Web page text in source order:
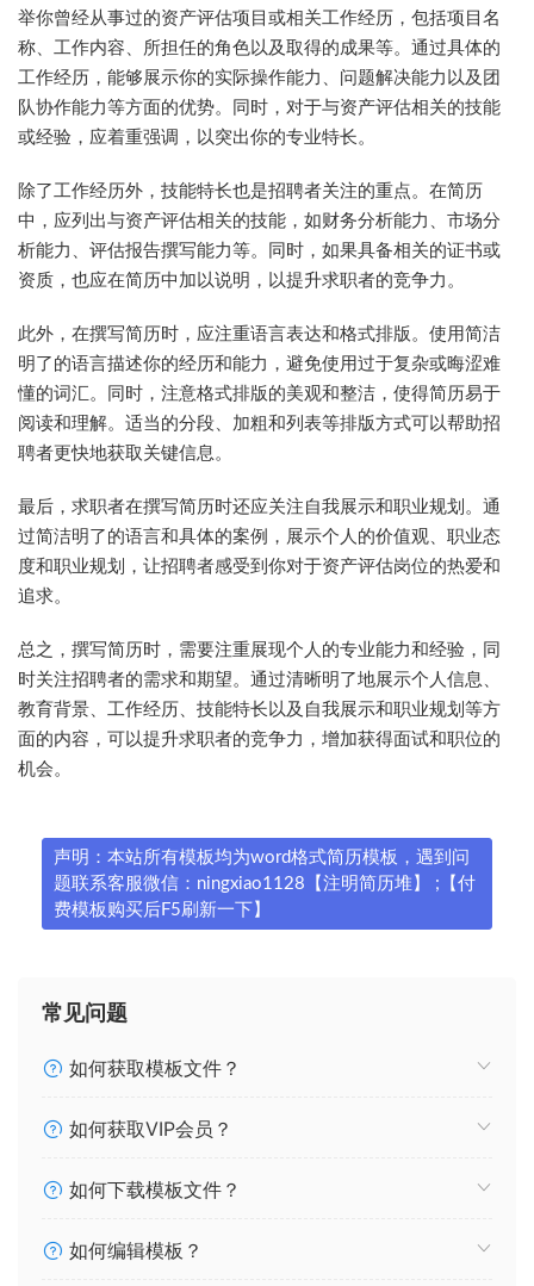
举你曾经从事过的资产评估项目或相关工作经历，包括项目名
称、工作内容、所担任的角色以及取得的成果等。通过具体的
工作经历，能够展示你的实际操作能力、问题解决能力以及团
队协作能力等方面的优势。同时，对于与资产评估相关的技能
或经验，应着重强调，以突出你的专业特长。
除了工作经历外，技能特长也是招聘者关注的重点。在简历
中，应列出与资产评估相关的技能，如财务分析能力、市场分
析能力、评估报告撰写能力等。同时，如果具备相关的证书或
资质，也应在简历中加以说明，以提升求职者的竞争力。
此外，在撰写简历时，应注重语言表达和格式排版。使用简洁
明了的语言描述你的经历和能力，避免使用过于复杂或晦涩难
懂的词汇。同时，注意格式排版的美观和整洁，使得简历易于
阅读和理解。适当的分段、加粗和列表等排版方式可以帮助招
聘者更快地获取关键信息。
最后，求职者在撰写简历时还应关注自我展示和职业规划。通
过简洁明了的语言和具体的案例，展示个人的价值观、职业态
度和职业规划，让招聘者感受到你对于资产评估岗位的热爱和
追求。
总之，撰写简历时，需要注重展现个人的专业能力和经验，同
时关注招聘者的需求和期望。通过清晰明了地展示个人信息、
教育背景、工作经历、技能特长以及自我展示和职业规划等方
面的内容，可以提升求职者的竞争力，增加获得面试和职位的
机会。
声明：本站所有模板均为word格式简历模板，遇到问
题联系客服微信：ningxiao1128【注明简历堆】 ;【付
费模板购买后F5刷新一下】
常见问题
如何获取模板文件？
如何获取VIP会员？
如何下载模板文件？
如何编辑模板？